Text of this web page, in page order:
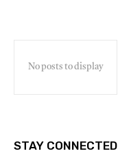
No posts to display
STAY CONNECTED